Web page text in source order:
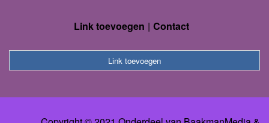
Link toevoegen Contact
Link toevoegen